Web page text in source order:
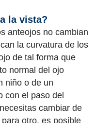
la vista?
anteojos no cambian
la curvatura de los
de tal forma que
normal del ojo
niño o de un
con el paso del
cambiar de
otro, es posible